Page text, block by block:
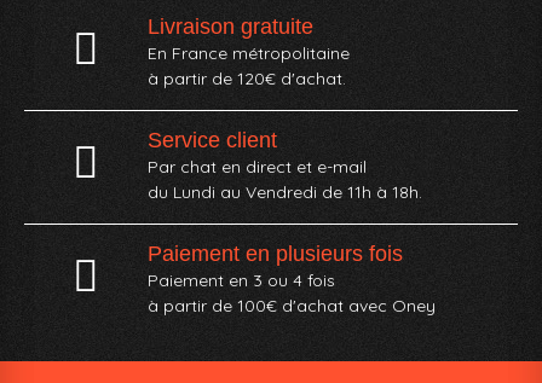
Livraison gratuite
En France métropolitaine
à partir de 120€ d'achat.
Service client
Par chat en direct et e-mail
du Lundi au Vendredi de 11h à 18h.
Paiement en plusieurs fois
Paiement en 3 ou 4 fois
à partir de 100€ d'achat avec Oney​